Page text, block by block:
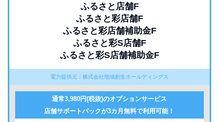
ふるさと店舗F
ふるさと彩店舗F
ふるさと彩店舗補助金F
ふるさと彩S店舗F
ふるさと彩S店舗補助金F
電力提供元：株式会社地域創生ホールディングス
通常3,980円(税抜)のオプションサービス
店舗サポートパックが3カ月無料で利用可能！